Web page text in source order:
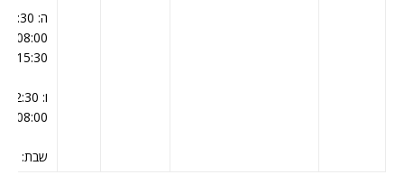
15:30
08:00,
שבת: ,